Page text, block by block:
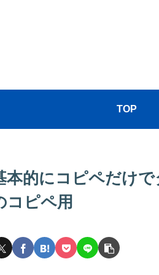
TOP
本的にコピペだけ
コピペ用